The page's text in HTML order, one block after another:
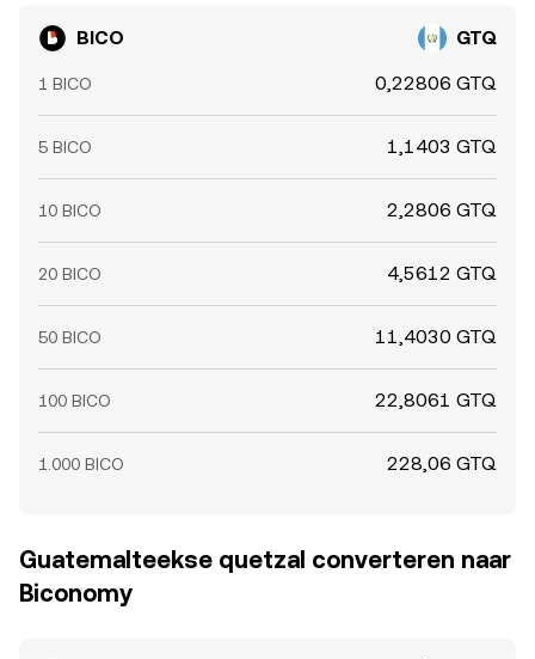
BICO GTQ
1 BICO 0,22806 GTQ
5 BICO 1,1403 GTQ
10 BICO 2,2806 GTQ
20 BICO 4,5612 GTQ
50 BICO 11,4030 GTQ
100 BICO 22,8061 GTQ
1.000 BICO 228,06 GTQ
Guatemalteekse quetzal converteren naar
Biconomy